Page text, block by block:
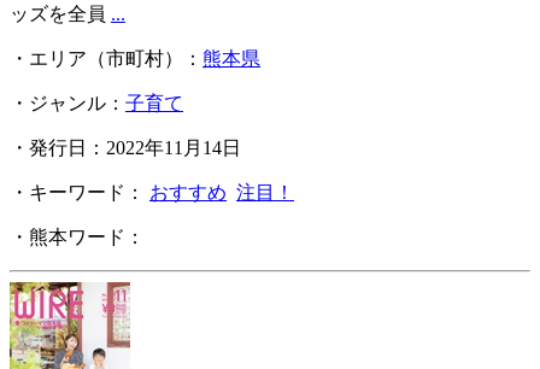
ッズを全員 ...
・エリア（市町村）： 熊本県
・ジャンル： 子育て
・発行日：2022年11月14日
・キーワード： おすすめ 注目！
・熊本ワード：